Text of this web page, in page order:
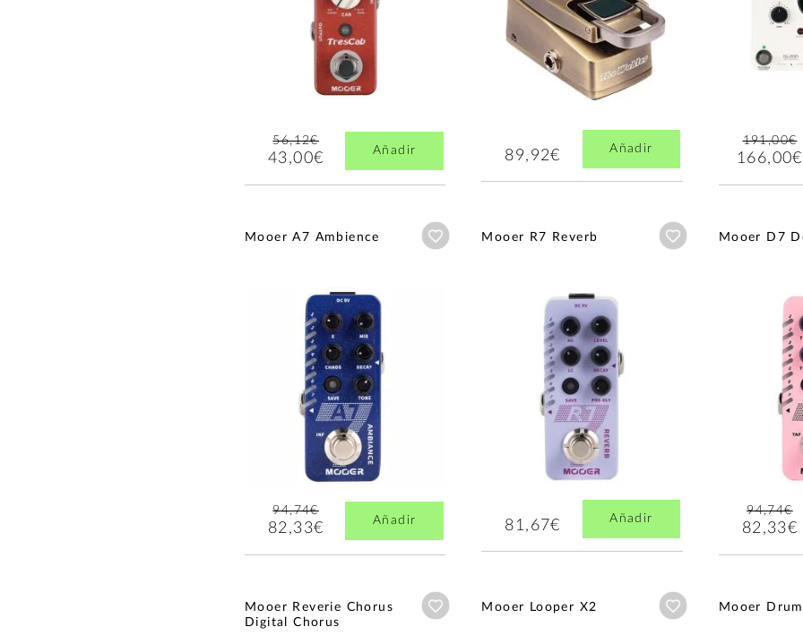
56,12€
43,00€ Añadir 89,92€ Añadir
191,00€
166,00€
Mooer A7 Ambience Añadir a wishlist
94,74€
82,33€ Añadir
Mooer R7 Reverb Añadir a wishlist
81,67€ Añadir
Mooer D7
94,74€
82,33€
Mooer Reverie Chorus
Digital Chorus
Añadir a wishlist
Mooer Looper X2 Añadir a wishlist
Mooer